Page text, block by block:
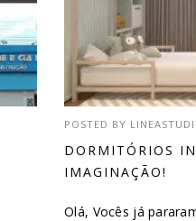
POSTED BY
DORMITÓRIOS
IMAGINAÇÃO!
Olá, Vocês já